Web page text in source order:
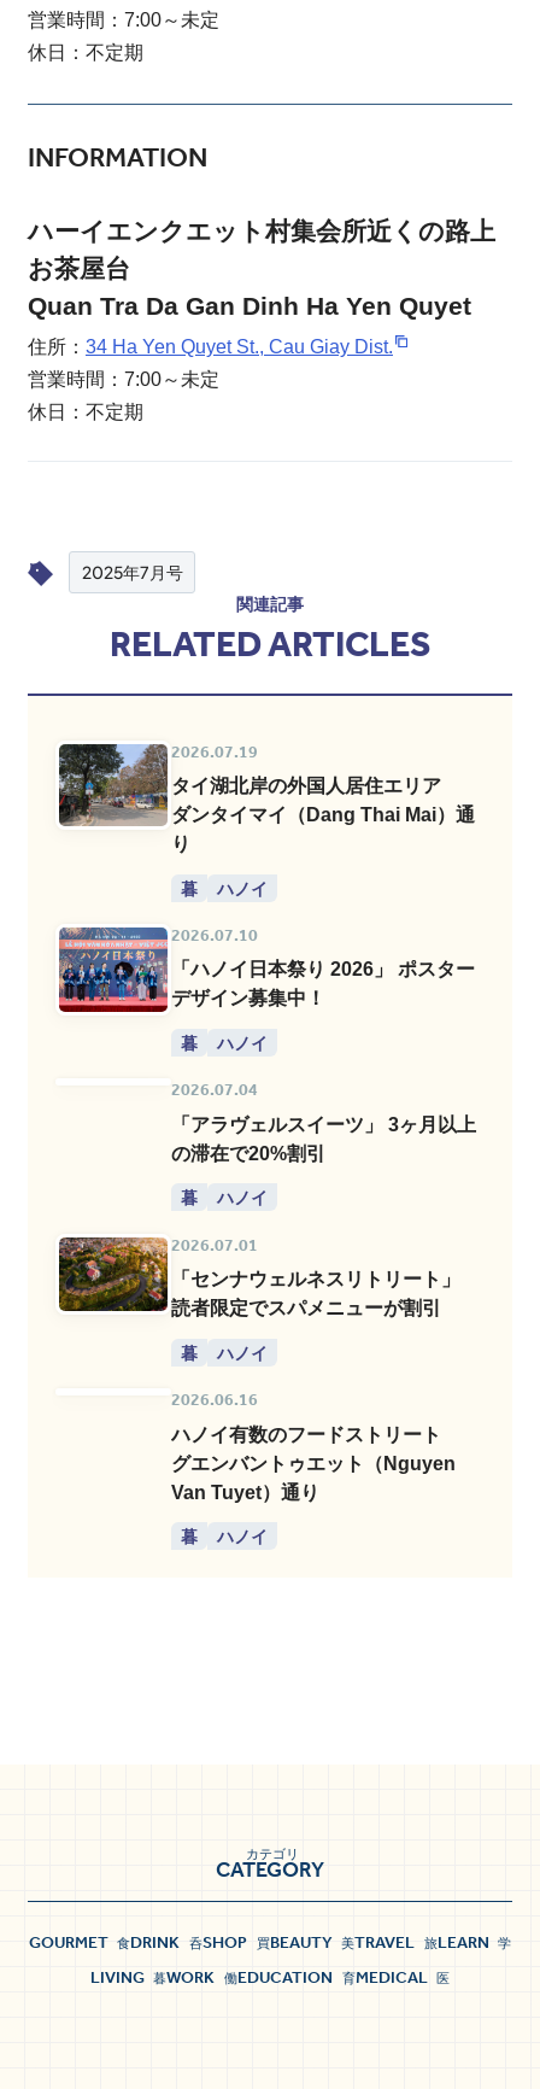
営業時間：7:00～未定
休日：不定期
INFORMATION
ハーイエンクエット村集会所近くの路上
お茶屋台
Quan Tra Da Gan Dinh Ha Yen Quyet
住所： 34 Ha Yen Quyet St., Cau Giay Dist.
営業時間：7:00～未定
休日：不定期
2025年7月号
関連記事
RELATED ARTICLES
2026.07.19
タイ湖北岸の外国人居住エリア
ダンタイマイ（Dang Thai Mai）通
り
暮 ハノイ
2026.07.10
「ハノイ日本祭り 2026」 ポスター
デザイン募集中！
暮 ハノイ
2026.07.04
「アラヴェルスイーツ」 3ヶ月以上
の滞在で20%割引
暮 ハノイ
2026.07.01
「センナウェルネスリトリート」
読者限定でスパメニューが割引
暮 ハノイ
2026.06.16
ハノイ有数のフードストリート
グエンバントゥエット（Nguyen
Van Tuyet）通り
暮 ハノイ
CATEGORY
カテゴリ
GOURMET 食DRINK 呑SHOP 買BEAUTY 美TRAVEL 旅LEARN 学
LIVING 暮WORK 働EDUCATION 育MEDICAL 医